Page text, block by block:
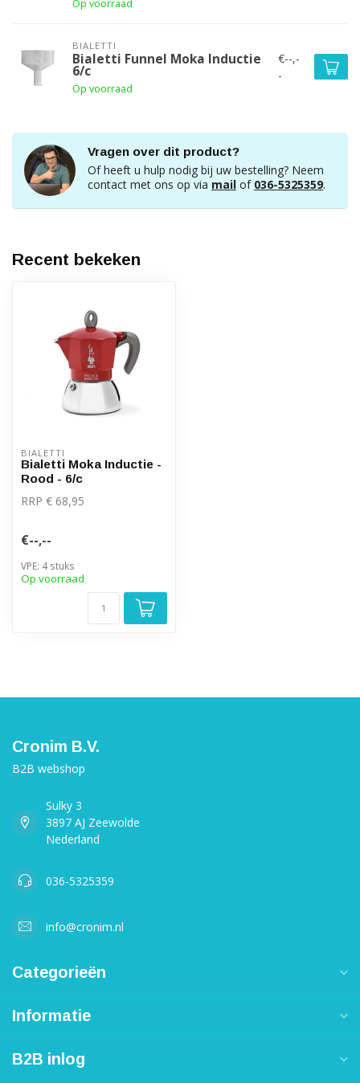
Op voorraad
BIALETTI
Bialetti Funnel Moka Inductie
6/c
Op voorraad
€--,-
-
Vragen over dit product?
Of heeft u hulp nodig bij uw bestelling? Neem
contact met ons op via mail of 036-5325359.
Recent bekeken
BIALETTI
Bialetti Moka Inductie -
Rood - 6/c
RRP € 68,95
€--,--
VPE: 4 stuks
Op voorraad
Cronim B.V.
B2B webshop
Sulky 3
3897 AJ Zeewolde
Nederland
036-5325359
info@cronim.nl
Categorieën
Informatie
B2B inlog